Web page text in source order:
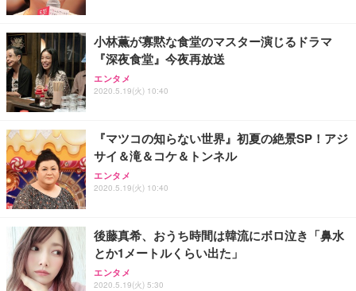
小林薫が寡黙な食堂のマスター演じるドラマ
『深夜食堂』今夜再放送
エンタメ
2020.5.19(火) 10:40
『マツコの知らない世界』初夏の絶景SP！アジ
サイ＆滝＆コケ＆トンネル
エンタメ
2020.5.19(火) 10:40
後藤真希、おうち時間は韓流にボロ泣き「鼻水
とか1メートルくらい出た」
エンタメ
2020.5.19(火) 5:30